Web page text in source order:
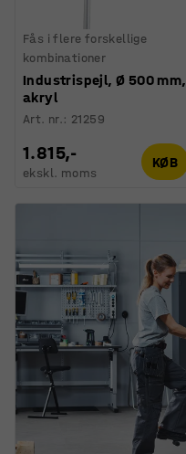
Fås i flere forskellige
kombinationer
Industrispejl, Ø 500 mm,
akryl
Art. nr.: 21259
1.815,-
ekskl. moms
KØB